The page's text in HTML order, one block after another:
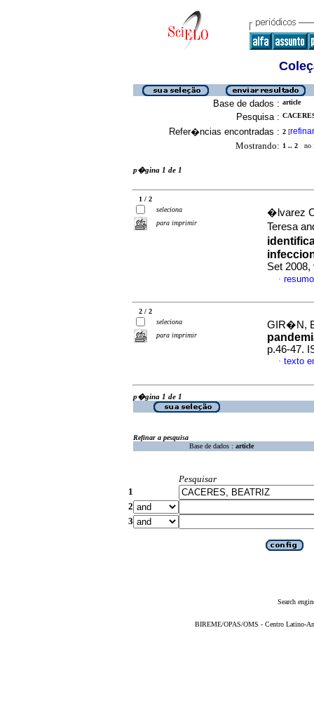
Base de dados : article
Pesquisa :
Refer�ncias encontradas : 2 [refinar
Mostrando: 1 .. 2 no
p�gina 1 de 1
1 / 2
seleciona
para imprimir
�lvarez
Teresa
Set 2008,
·
2 / 2
seleciona
para imprimir
GIR�N,
p.46-47.
· texto
p�gina 1 de 1
Refinar a pesquisa
Base de dados : article
Pesquisar
1
2
3
Search
BIREME/OPAS/OMS - Centro Latino-